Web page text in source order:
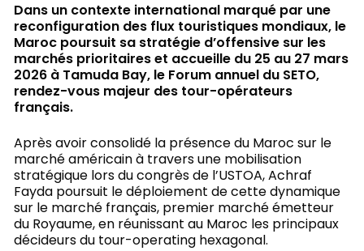
Dans un contexte international marqué par une
reconfiguration des flux touristiques mondiaux, le
Maroc poursuit sa stratégie d’offensive sur les
marchés prioritaires et accueille du 25 au 27 mars
2026 à Tamuda Bay, le Forum annuel du SETO,
rendez-vous majeur des tour-opérateurs
français.
Après avoir consolidé la présence du Maroc sur le
marché américain à travers une mobilisation
stratégique lors du congrès de l’USTOA, Achraf
Fayda poursuit le déploiement de cette dynamique
sur le marché français, premier marché émetteur
du Royaume, en réunissant au Maroc les principaux
décideurs du tour-operating hexagonal.